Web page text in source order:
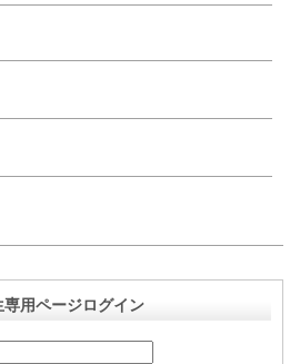
専用ページログイン